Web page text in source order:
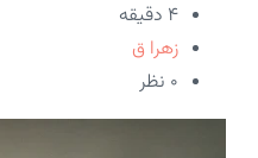
4 دقیقه
زهرا ق
۰ نظر